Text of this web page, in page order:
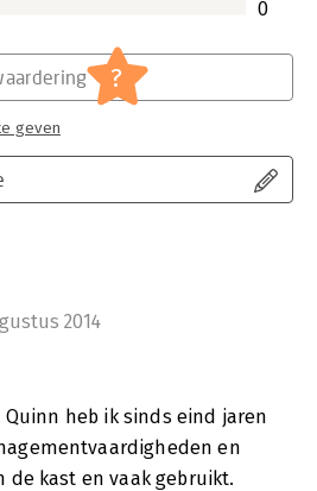
0
?
geven
2014
Quinn heb ik sinds eind jaren
en
de kast en vaak gebruikt.